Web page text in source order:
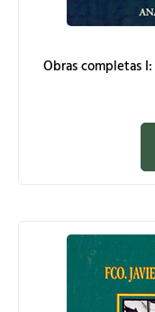
Obras completas